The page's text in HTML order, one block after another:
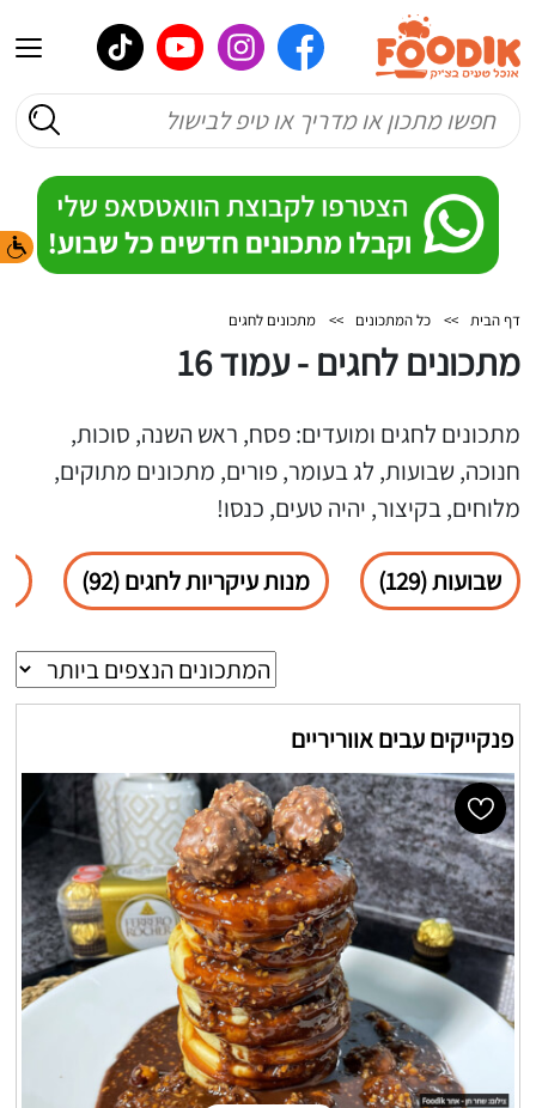
דף הבית >> כל המתכונים >> מתכונים לחגים
מתכונים לחגים - עמוד 16
מתכונים לחגים ומועדים: פסח, ראש השנה, סוכות,
חנוכה, שבועות, לג בעומר, פורים, מתכונים מתוקים,
מלוחים, בקיצור, יהיה טעים, כנסו!
שבועות (129) מנות עיקריות לחגים (92)
פנקייקים עבים אווריריים